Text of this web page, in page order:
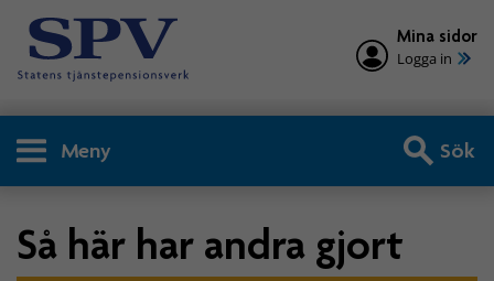
Mina sidor
Logga in
Meny Sök
Så här har andra gjort